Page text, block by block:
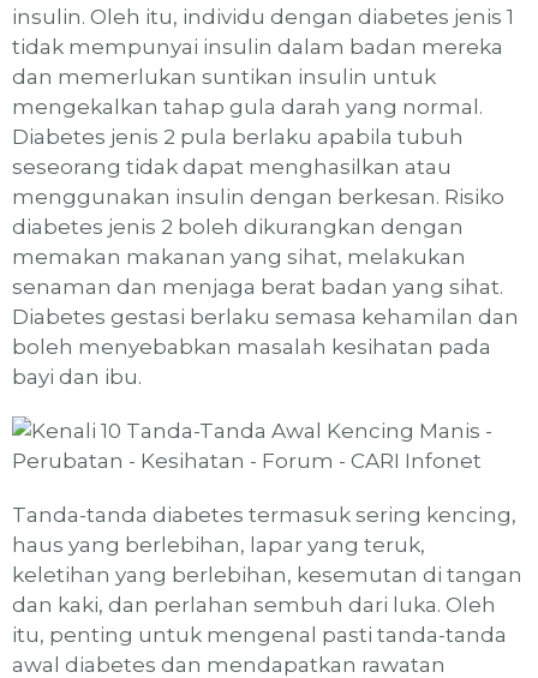
insulin. Oleh itu, individu dengan diabetes jenis 1
tidak mempunyai insulin dalam badan mereka
dan memerlukan suntikan insulin untuk
mengekalkan tahap gula darah yang normal.
Diabetes jenis 2 pula berlaku apabila tubuh
seseorang tidak dapat menghasilkan atau
menggunakan insulin dengan berkesan. Risiko
diabetes jenis 2 boleh dikurangkan dengan
memakan makanan yang sihat, melakukan
senaman dan menjaga berat badan yang sihat.
Diabetes gestasi berlaku semasa kehamilan dan
boleh menyebabkan masalah kesihatan pada
bayi dan ibu.
Tanda-tanda diabetes termasuk sering kencing,
haus yang berlebihan, lapar yang teruk,
keletihan yang berlebihan, kesemutan di tangan
dan kaki, dan perlahan sembuh dari luka. Oleh
itu, penting untuk mengenal pasti tanda-tanda
awal diabetes dan mendapatkan rawatan